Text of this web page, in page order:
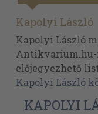
Kapolyi László
Kapolyi László
előjegyezhető
Kapolyi László
KAPOLYI